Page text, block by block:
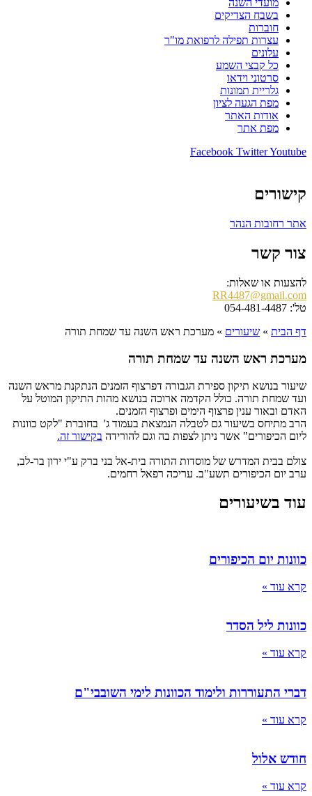
מועדי השנה
בשבח הצדיקים
חוברות
עצרות תפילה לרפואת מו"ר
עלונים
כל קבצי השמע
סרטוני וידאו
גלריית תמונות
מפת הגעה לציון
אודות האתר
מפת אתר
Facebook TwitterYoutube
קישורים
אתר רחובות הנהר
צור קשר
להצעות או שאלות:
RR4487@gmail.com
טל': 054-481-4487
דף הבית » שיעורים » מערכת ראש השנה עד שמחת תורה
מערכת ראש השנה עד שמחת תורה
שיעור בנושא תיקון ספירת הגבורה דפרצוף הזמנים הנתקנת מראש השנה
ועד שמחת תורה. כולל הקדמה ארוכה בנושא מהות התיקון המוטל על
האדם ובאור ענין פרצוף הימים ופרצוף הזמנים.
הרב מתיחס בשיעור גם לטבלה הנמצאת בעמוד ג' בחוברת "לקט כוונות
ליום הכיפורים" אשר ניתן לצפות בה וגם להורידה בקישור זה.
צולם בבית המדרש של מוסדות התורה בית-אל בני ברק ע"י ירון בר-לב,
ערב יום הכיפורים תשע"ב. עריכה רפאל רחמים.
עוד בשיעורים
כוונות יום הכיפורים
קרא עוד »
כוונות ליל הסדר
קרא עוד »
דברי התעוררות ולימוד הכוונות לימי השובבי"ם
קרא עוד »
חודש אלול
קרא עוד »